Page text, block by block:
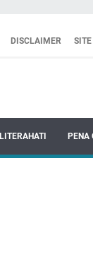
DISCLAIMER
LITERAHATI PENA